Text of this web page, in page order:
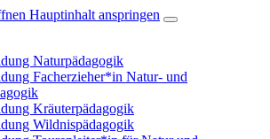
Hauptinhalt anspringen
Naturpädagogik
Facherzieher*in Natur- und
Kräuterpädagogik
Wildnispädagogik